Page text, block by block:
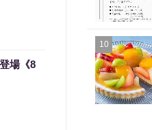
場《8
10